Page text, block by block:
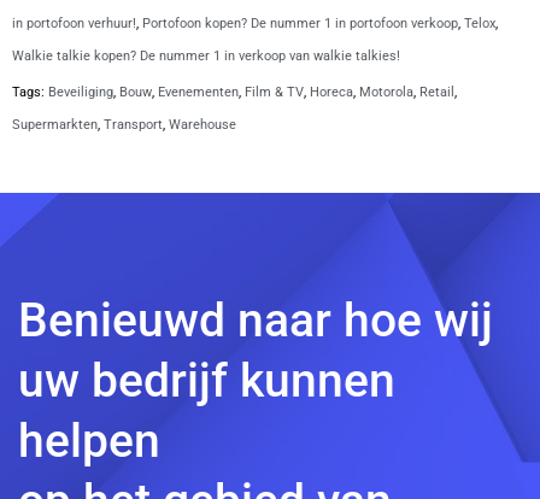
in portofoon verhuur!, Portofoon kopen? De nummer 1 in portofoon verkoop, Telox,
Walkie talkie kopen? De nummer 1 in verkoop van walkie talkies!
Tags: Beveiliging, Bouw, Evenementen, Film & TV, Horeca, Motorola, Retail ,
Supermarkten, Transport, Warehouse
Benieuwd naar hoe wij
uw bedrijf kunnen
helpen